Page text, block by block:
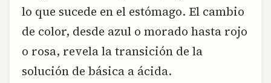
lo que sucede en el estómago. El cambio
de color, desde azul o morado hasta rojo
o rosa, revela la transición de la
solución de básica a ácida.